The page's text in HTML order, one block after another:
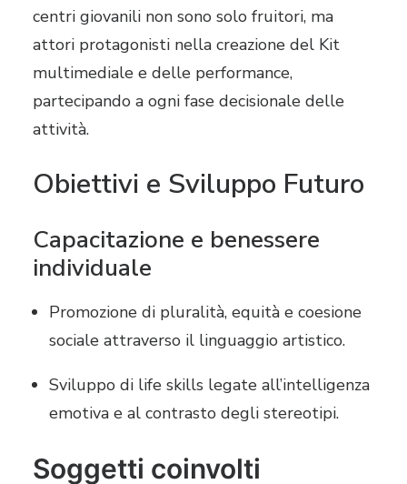
centri giovanili non sono solo fruitori, ma
attori protagonisti nella creazione del Kit
multimediale e delle performance,
partecipando a ogni fase decisionale delle
attività.
Obiettivi e Sviluppo Futuro
Capacitazione e benessere
individuale
Promozione di pluralità, equità e coesione
sociale attraverso il linguaggio artistico.
Sviluppo di life skills legate all’intelligenza
emotiva e al contrasto degli stereotipi.
Soggetti coinvolti